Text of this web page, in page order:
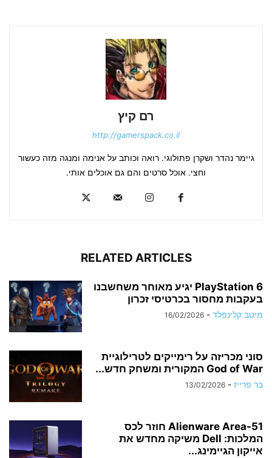
רם קיץ
http://gamerspack.co.il
גיימר נהדר ושקרן פתולוגי. רואה וכותב על אנימה ומנגה מזה כעשור
וחצי. אוכל סרטים והם גם אוכלים אותי.
RELATED ARTICLES
PlayStation 6 יגיע מאוחר משחשבנו
בעקבות מחסור בכרטיסי זכרון
מיטב קלינפלד -
16/02/2026
סוני מכריזה על רימייקים לטרילוגיית
God of War המקורית ומשחק חדש...
בר פרייז -
13/02/2026
Alienware Area-51 חוזר לכס
המלכות: Dell משיקה מחדש את
אייקון הגיימינג...